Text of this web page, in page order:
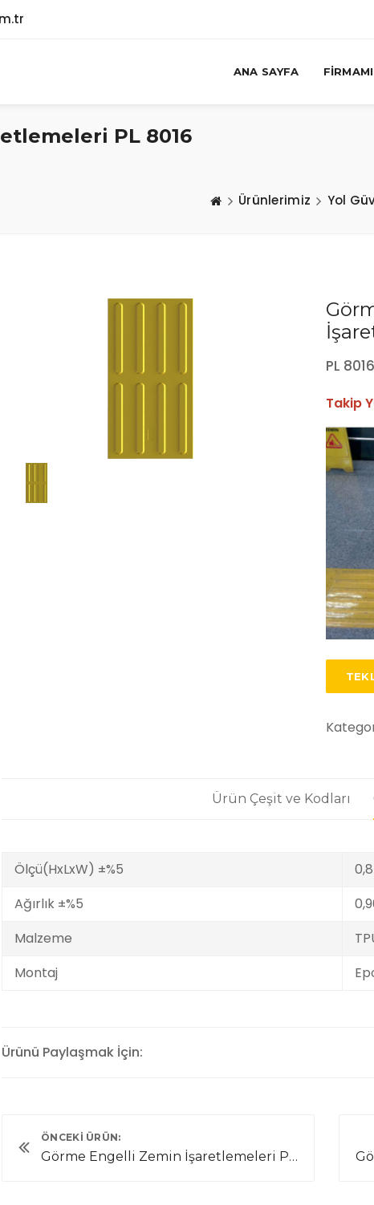
ANA SAYFA
PL 8016
Ürünlerimiz Yol
PL 8016
Takip
Ürün Çeşit ve Kodları
Ölçü(HxLxW) ±%5
Ağırlık ±%5
Malzeme
Montaj
Ürünü Paylaşmak İçin:
ÖNCEKI ÜRÜN:
Görme Engelli Zemin İşaretlemeleri PL 8015